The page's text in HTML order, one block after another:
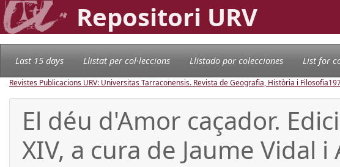
Repositori URV
Last 15 days Llistat per col·leccions Llistado por colecciones List for
Revistes Publicacions URV: Universitas Tarraconensis. Revista de Geografia, Història i Filosofia
El déu d'Amor caçador.
XIV, a cura de Jaume Vidal i